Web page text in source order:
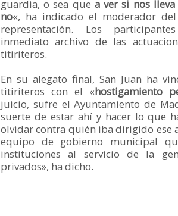
guardia, o sea que a ver si nos
no«, ha indicado el moderador
representación. Los
inmediato archivo de las
titiriteros.
En su alegato final, San Juan ha
titiriteros con el «hostigamiento
juicio, sufre el Ayuntamiento de
suerte de estar ahí y hacer lo que
olvidar contra quién iba dirigido ese
equipo de gobierno municipal
instituciones al servicio de la
privados», ha dicho.